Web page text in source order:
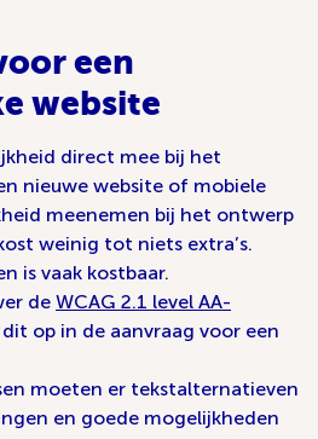
een
website
direct mee bij het
nieuwe website of mobiele
meenemen bij het ontwerp
weinig tot niets extra’s.
is vaak kostbaar.
de WCAG 2.1 level AA-
op in de aanvraag voor een
moeten er tekstalternatieven
en goede mogelijkheden